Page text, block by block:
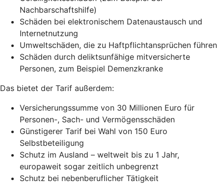
Nachbarschaftshilfe)
Schäden bei elektronischem Datenaustausch und
Internetnutzung
Umweltschäden, die zu Haftpflichtansprüchen führen
Schäden durch deliktsunfähige mitversicherte
Personen, zum Beispiel Demenzkranke
Das bietet der Tarif außerdem:
Versicherungssumme von 30 Millionen Euro für
Personen-, Sach- und Vermögensschäden
Günstigerer Tarif bei Wahl von 150 Euro
Selbstbeteiligung
Schutz im Ausland – weltweit bis zu 1 Jahr,
europaweit sogar zeitlich unbegrenzt
Schutz bei nebenberuflicher Tätigkeit